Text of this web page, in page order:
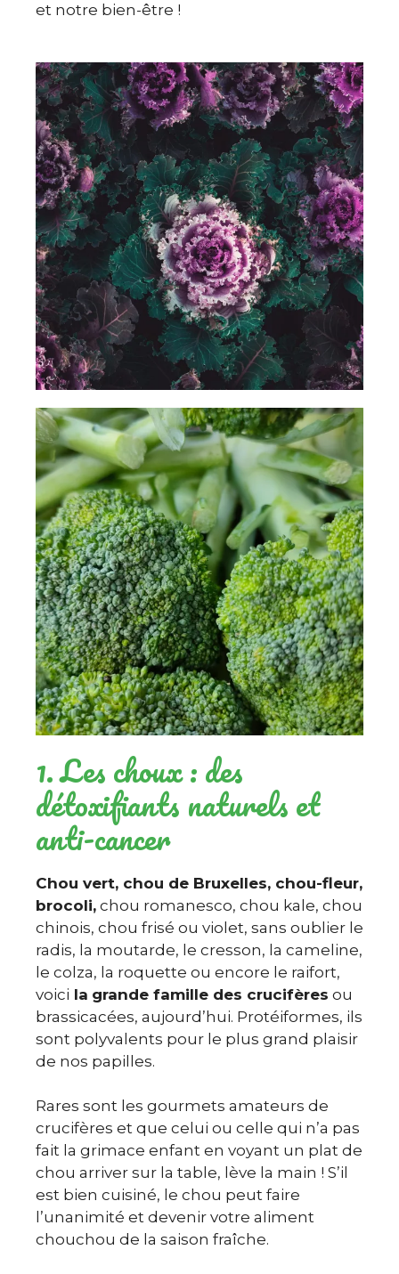
et notre bien-être !
1. Les choux : des
détoxifiants naturels et
anti-cancer
Chou vert, chou de Bruxelles, chou-fleur,
brocoli, chou romanesco, chou kale, chou
chinois, chou frisé ou violet, sans oublier le
radis, la moutarde, le cresson, la cameline,
le colza, la roquette ou encore le raifort,
voici la grande famille des crucifères ou
brassicacées, aujourd’hui. Protéiformes, ils
sont polyvalents pour le plus grand plaisir
de nos papilles.
Rares sont les gourmets amateurs de
crucifères et que celui ou celle qui n’a pas
fait la grimace enfant en voyant un plat de
chou arriver sur la table, lève la main ! S’il
est bien cuisiné, le chou peut faire
l’unanimité et devenir votre aliment
chouchou de la saison fraîche.